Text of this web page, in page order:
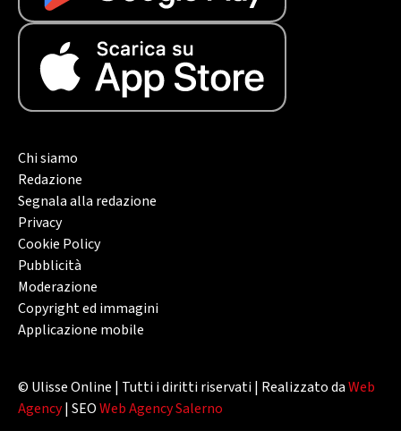
Chi siamo
Redazione
Segnala alla redazione
Privacy
Cookie Policy
Pubblicità
Moderazione
Copyright ed immagini
Applicazione mobile
© Ulisse Online | Tutti i diritti riservati | Realizzato daWeb
Agency| SEOWeb Agency Salerno